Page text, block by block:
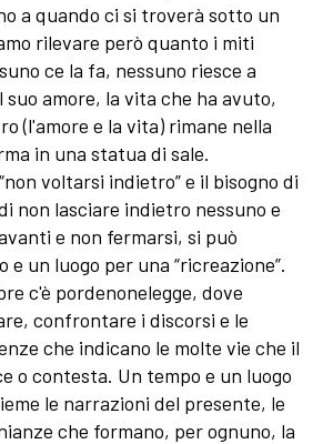
a quando ci si troverà sotto un
rilevare però quanto i miti
ce la fa, nessuno riesce a
suo amore, la vita che ha avuto,
(l'amore e la vita) rimane nella
in una statua di sale.
voltarsi indietro” e il bisogno di
non lasciare indietro nessuno e
e non fermarsi, si può
un luogo per una “ricreazione”.
c'è pordenonelegge, dove
confrontare i discorsi e le
che indicano le molte vie che il
o contesta. Un tempo e un luogo
le narrazioni del presente, le
che formano, per ognuno, la